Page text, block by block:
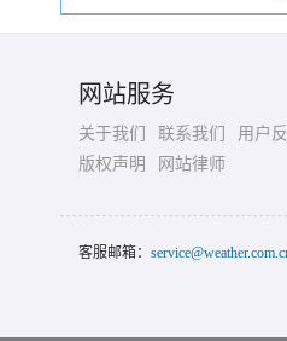
网站服务
关于我们 联系我们
用户
版权声明
网站律师
客服邮箱：